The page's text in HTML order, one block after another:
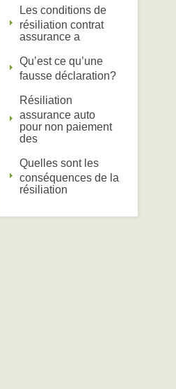
Les conditions de
résiliation contrat
assurance a
Qu’est ce qu’une
fausse déclaration?
Résiliation
assurance auto
pour non paiement
des
Quelles sont les
conséquences de la
résiliation